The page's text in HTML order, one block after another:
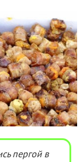
пергой в